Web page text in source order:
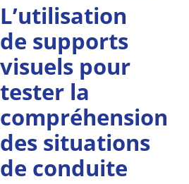
L’utilisation
de supports
visuels pour
tester la
compréhension
des situations
de conduite